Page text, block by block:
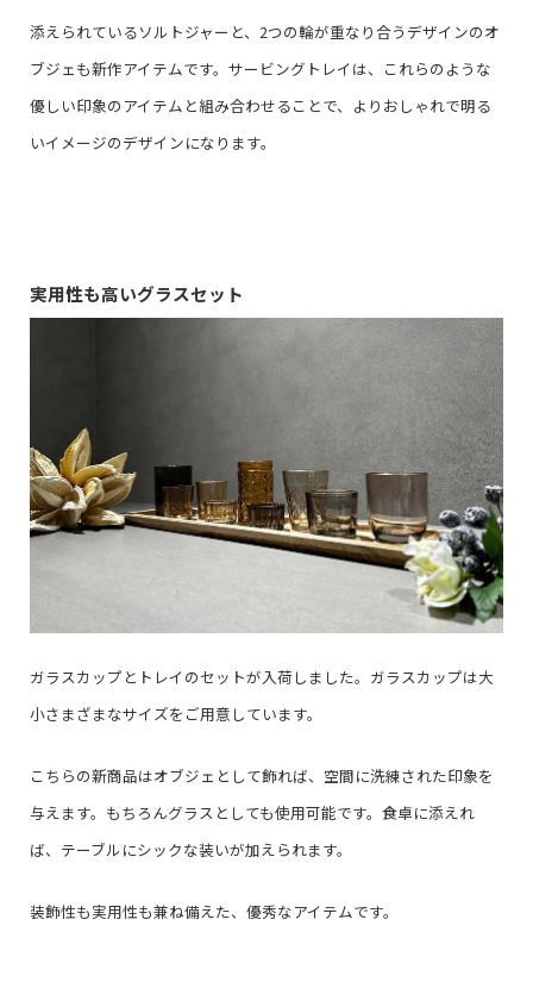
添えられているソルトジャーと、2つの輪が重なり合うデザインのオ
ブジェも新作アイテムです。サービングトレイは、これらのような
優しい印象のアイテムと組み合わせることで、よりおしゃれで明る
いイメージのデザインになります。
実用性も高いグラスセット
ガラスカップとトレイのセットが入荷しました。ガラスカップは大
小さまざまなサイズをご用意しています。
こちらの新商品はオブジェとして飾れば、空間に洗練された印象を
与えます。もちろんグラスとしても使用可能です。食卓に添えれ
ば、テーブルにシックな装いが加えられます。
装飾性も実用性も兼ね備えた、優秀なアイテムです。